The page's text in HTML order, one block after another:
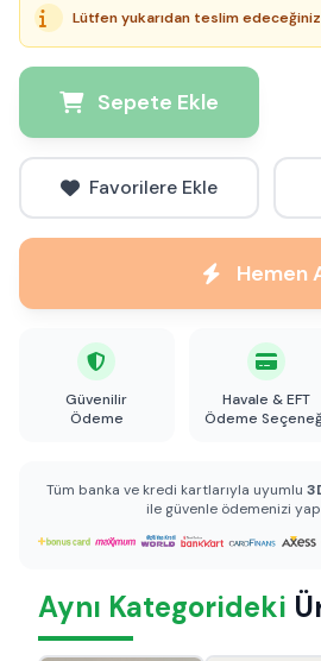
Lütfen yukarıdan teslim
Sepete Ekle
Favorilere Ekle
Hemen
Güvenilir
Ödeme
Havale & EFT
Ödeme
Tüm banka ve kredi kartlarıyla uyumlu
ile güvenle ödemenizi
Aynı Kategorideki